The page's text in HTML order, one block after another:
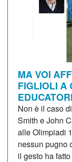
MA VOI
FIGLIOLI A
Non è il caso
Smith e John
alle Olimpiadi
nessun pugno
il gesto ha